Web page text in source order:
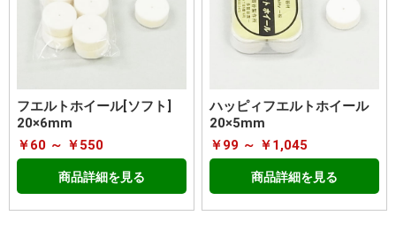
フエルトホイール[ソフト]
20×6mm
￥60 ～ ￥550
商品詳細を見る
ハッピィフエルトホイール
20×5mm
￥99 ～ ￥1,045
商品詳細を見る